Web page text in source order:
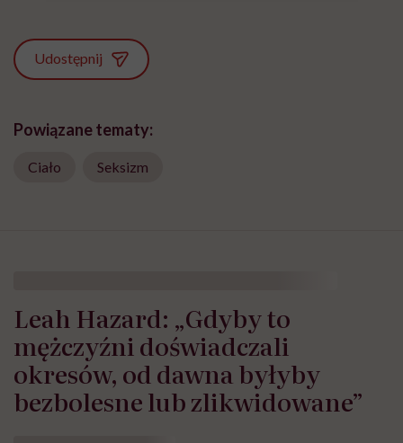
Udostępnij
Powiązane tematy:
Ciało Seksizm
Leah Hazard: „Gdyby to
mężczyźni doświadczali
okresów, od dawna byłyby
bezbolesne lub zlikwidowane”